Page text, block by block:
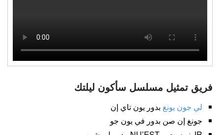
فريق تمثيل مسلسل سأكون ليلتك
لي جون يونغ بدور يون تاي إن
جونغ إن صن بدور في يون جو